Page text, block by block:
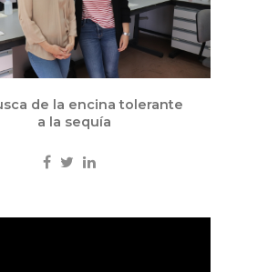
de la encina tolerante
a la sequía